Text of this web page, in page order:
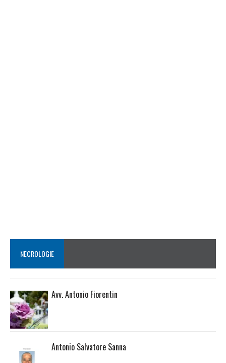
NECROLOGIE
Avv. Antonio Fiorentin
Antonio Salvatore Sanna